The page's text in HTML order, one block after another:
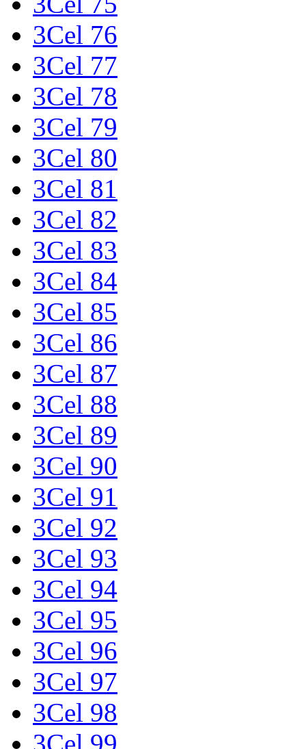
3Cel 76
3Cel 77
3Cel 78
3Cel 79
3Cel 80
3Cel 81
3Cel 82
3Cel 83
3Cel 84
3Cel 85
3Cel 86
3Cel 87
3Cel 88
3Cel 89
3Cel 90
3Cel 91
3Cel 92
3Cel 93
3Cel 94
3Cel 95
3Cel 96
3Cel 97
3Cel 98
3Cel 99